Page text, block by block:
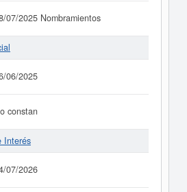
07/2025 Nombramientos
06/2025
constan
Interés
07/2026